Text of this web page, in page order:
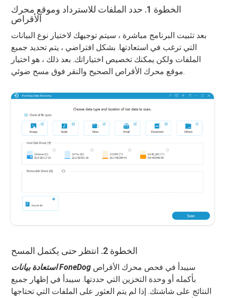
الخطوة 1. حدد الملفات للاسترداد وموقع محرك
الأقراص
بعد تثبيت البرنامج مباشرة ، سيتم توجيهك لاختيار نوع البيانات
التي ترغب في استعادتها. بشكل افتراضي ، يتم تحديد جميع
الملفات ولكن يمكنك تخصيص اختياراتك. بعد ذلك ، هو اختيار
موقع محرك الأقراص الصحيح والنقر فوق مسح ضوئي.
الخطوة 2. انتظر حتى يكتمل المسح
استعادة بيانات FoneDog
بأكمله أو وحدة التخزين التي حددتها. سيبدأ في إظهار جميع
النتائج على شاشتك. إذا لم يتم العثور على الملفات التي تحتاجها